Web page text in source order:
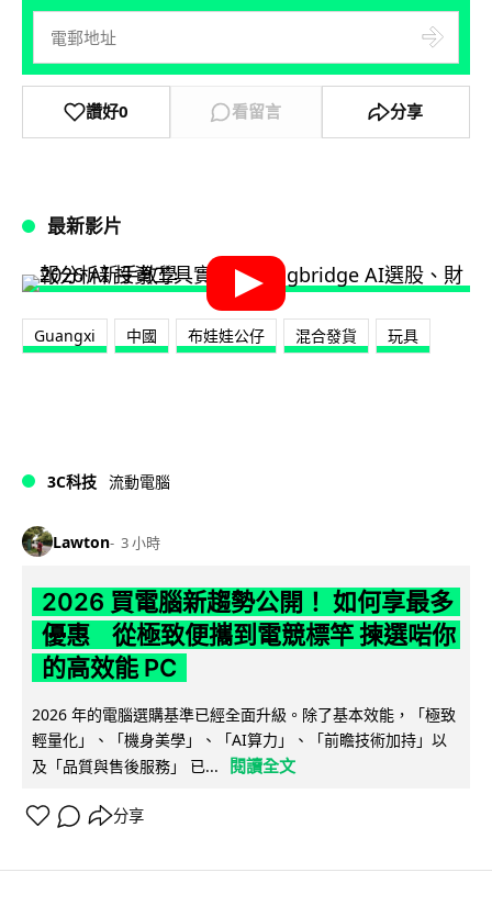
讚好0 看留言 分享
最新影片
Guangxi 中國 布娃娃公仔 混合發貨 玩具
3C科技 流動電腦
Lawton 3 小時
2026 買電腦新趨勢公開！ 如何享最多
優惠 從極致便攜到電競標竿 揀選啱你
的高效能 PC
2026 年的電腦選購基準已經全面升級。除了基本效能，「極致
輕量化」、「機身美學」、「AI算力」、「前瞻技術加持」以
及「品質與售後服務」 已...
閱讀全文
分享